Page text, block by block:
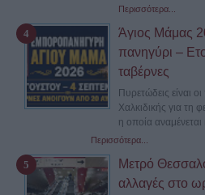
Περισσότερα...
Άγιος Μάμας
πανηγύρι –
ταβέρνες
Πυρετώδεις είναι
Χαλκιδικής για τη
η οποία
Περισσότερα...
Μετρό
αλλαγές στο